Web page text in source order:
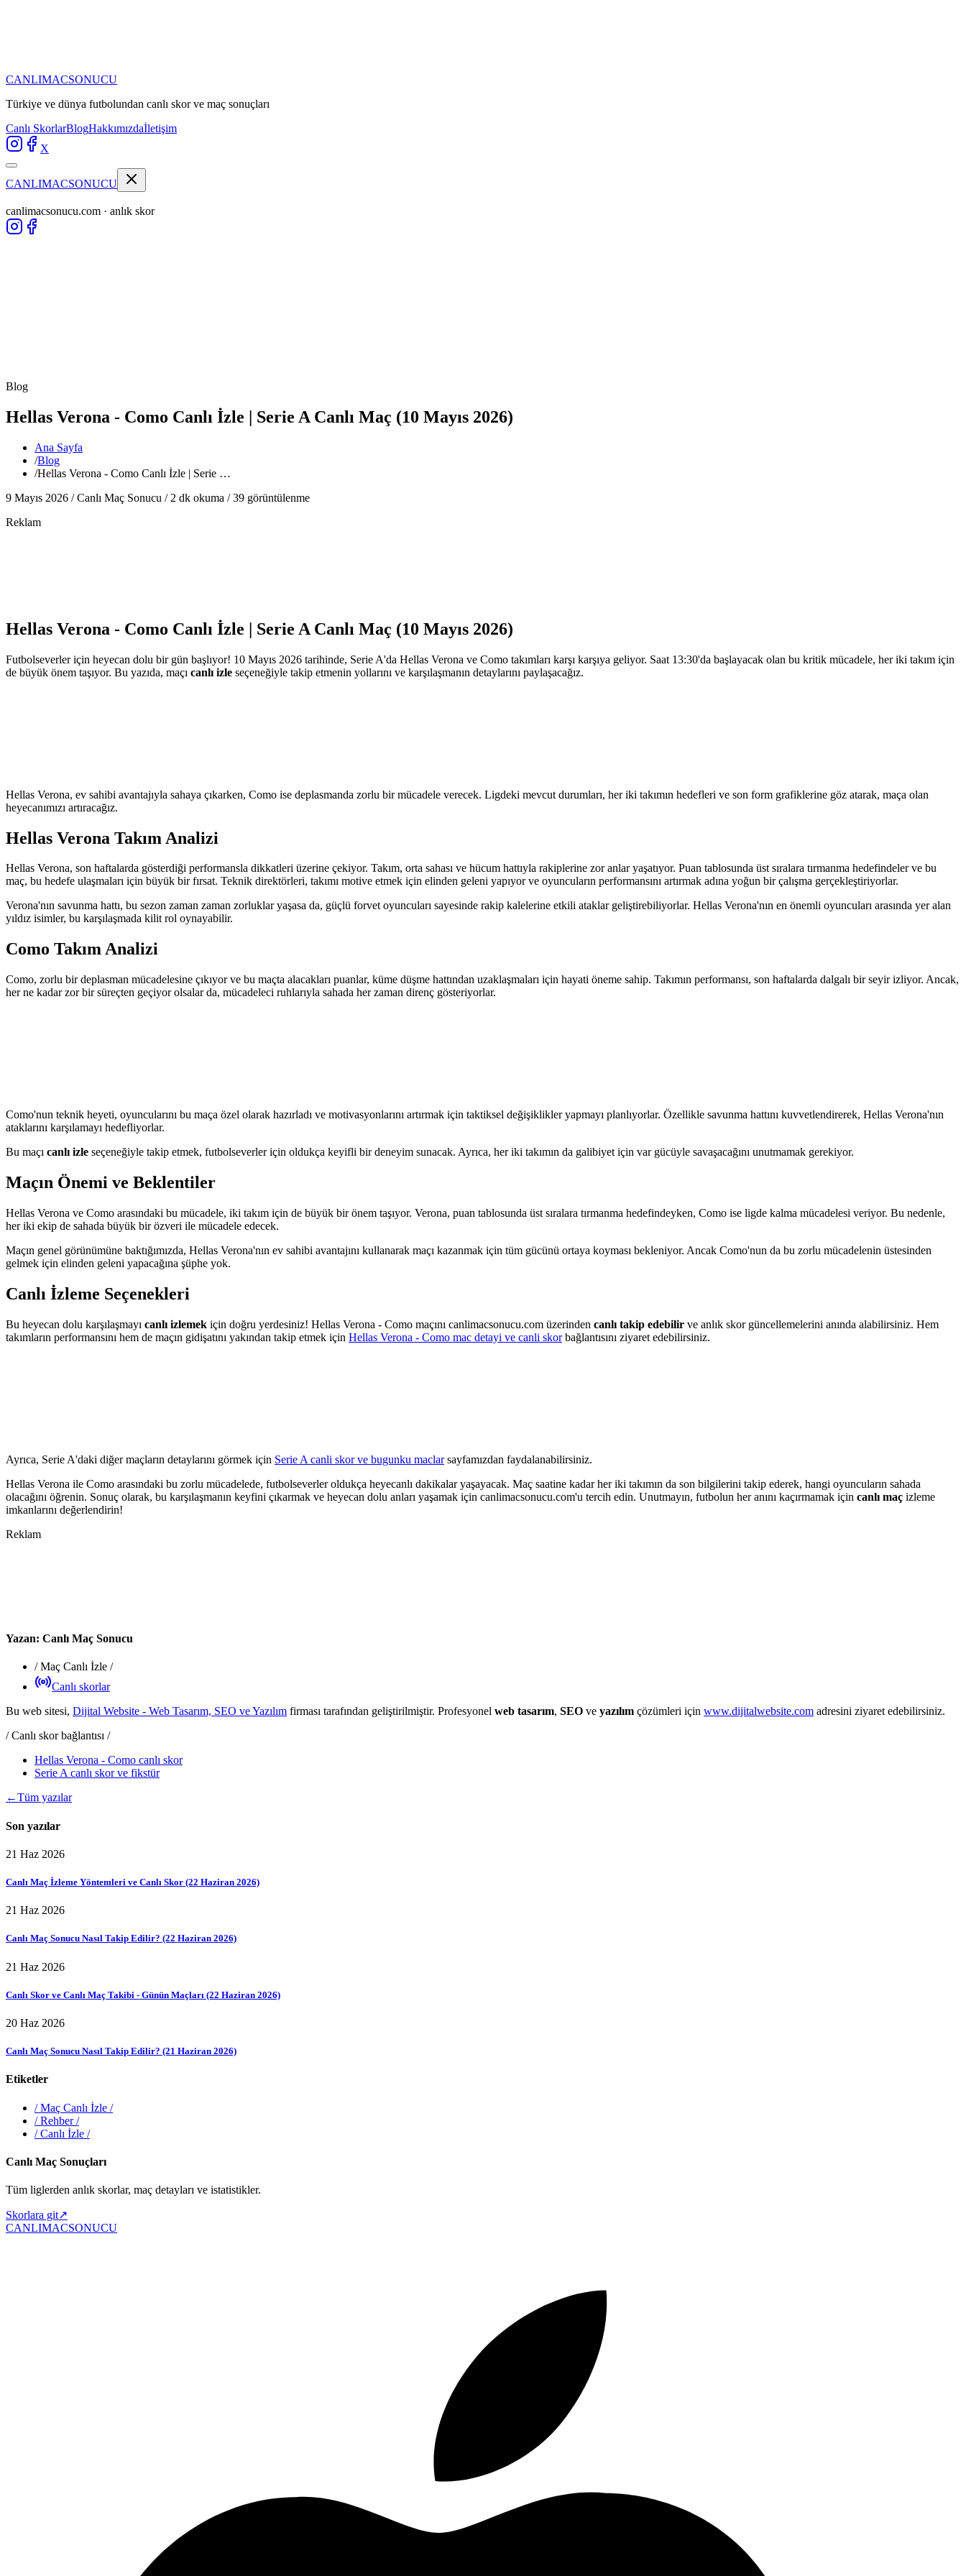
CANLIMACSONUCU
Türkiye ve dünya futbolundan canlı skor ve maç sonuçları
Canlı SkorlarBlogHakkımızdaİletişim
X
CANLIMACSONUCU
canlimacsonucu.com · anlık skor
Blog
Hellas Verona - Como Canlı İzle | Serie A Canlı Maç (10 Mayıs 2026)
Ana Sayfa
/Blog
/Hellas Verona - Como Canlı İzle | Serie …
9 Mayıs 2026 /Canlı Maç Sonucu / 2 dk okuma /39 görüntülenme
Reklam
Hellas Verona - Como Canlı İzle | Serie A Canlı Maç (10 Mayıs 2026)
Futbolseverler için heyecan dolu bir gün başlıyor! 10 Mayıs 2026 tarihinde, Serie A'da Hellas Verona ve Como takımları karşı karşıya geliyor. Saat 13:30'da başlayacak olan bu kritik mücadele, her iki takım için
de büyük önem taşıyor. Bu yazıda, maçı canlı izle seçeneğiyle takip etmenin yollarını ve karşılaşmanın detaylarını paylaşacağız.
Hellas Verona, ev sahibi avantajıyla sahaya çıkarken, Como ise deplasmanda zorlu bir mücadele verecek. Ligdeki mevcut durumları, her iki takımın hedefleri ve son form grafiklerine göz atarak, maça olan
heyecanımızı artıracağız.
Hellas Verona Takım Analizi
Hellas Verona, son haftalarda gösterdiği performansla dikkatleri üzerine çekiyor. Takım, orta sahası ve hücum hattıyla rakiplerine zor anlar yaşatıyor. Puan tablosunda üst sıralara tırmanma hedefindeler ve bu
maç, bu hedefe ulaşmaları için büyük bir fırsat. Teknik direktörleri, takımı motive etmek için elinden geleni yapıyor ve oyuncuların performansını artırmak adına yoğun bir çalışma gerçekleştiriyorlar.
Verona'nın savunma hattı, bu sezon zaman zaman zorluklar yaşasa da, güçlü forvet oyuncuları sayesinde rakip kalelerine etkili ataklar geliştirebiliyorlar. Hellas Verona'nın en önemli oyuncuları arasında yer alan
yıldız isimler, bu karşılaşmada kilit rol oynayabilir.
Como Takım Analizi
Como, zorlu bir deplasman mücadelesine çıkıyor ve bu maçta alacakları puanlar, küme düşme hattından uzaklaşmaları için hayati öneme sahip. Takımın performansı, son haftalarda dalgalı bir seyir izliyor. Ancak,
her ne kadar zor bir süreçten geçiyor olsalar da, mücadeleci ruhlarıyla sahada her zaman direnç gösteriyorlar.
Como'nun teknik heyeti, oyuncularını bu maça özel olarak hazırladı ve motivasyonlarını artırmak için taktiksel değişiklikler yapmayı planlıyorlar. Özellikle savunma hattını kuvvetlendirerek, Hellas Verona'nın
ataklarını karşılamayı hedefliyorlar.
Bu maçı canlı izle seçeneğiyle takip etmek, futbolseverler için oldukça keyifli bir deneyim sunacak. Ayrıca, her iki takımın da galibiyet için var gücüyle savaşacağını unutmamak gerekiyor.
Maçın Önemi ve Beklentiler
Hellas Verona ve Como arasındaki bu mücadele, iki takım için de büyük bir önem taşıyor. Verona, puan tablosunda üst sıralara tırmanma hedefindeyken, Como ise ligde kalma mücadelesi veriyor. Bu nedenle,
her iki ekip de sahada büyük bir özveri ile mücadele edecek.
Maçın genel görünümüne baktığımızda, Hellas Verona'nın ev sahibi avantajını kullanarak maçı kazanmak için tüm gücünü ortaya koyması bekleniyor. Ancak Como'nun da bu zorlu mücadelenin üstesinden
gelmek için elinden geleni yapacağına şüphe yok.
Canlı İzleme Seçenekleri
Bu heyecan dolu karşılaşmayı canlı izlemek için doğru yerdesiniz! Hellas Verona - Como maçını canlimacsonucu.com üzerinden canlı takip edebilir ve anlık skor güncellemelerini anında alabilirsiniz. Hem
takımların performansını hem de maçın gidişatını yakından takip etmek için Hellas Verona - Como mac detayi ve canli skorbağlantısını ziyaret edebilirsiniz.
Ayrıca, Serie A'daki diğer maçların detaylarını görmek için Serie A canli skor ve bugunku maclarsayfamızdan faydalanabilirsiniz.
Hellas Verona ile Como arasındaki bu zorlu mücadelede, futbolseverler oldukça heyecanlı dakikalar yaşayacak. Maç saatine kadar her iki takımın da son bilgilerini takip ederek, hangi oyuncuların sahada
olacağını öğrenin. Sonuç olarak, bu karşılaşmanın keyfini çıkarmak ve heyecan dolu anları yaşamak için canlimacsonucu.com'u tercih edin. Unutmayın, futbolun her anını kaçırmamak için canlı maç izleme
imkanlarını değerlendirin!
Reklam
Yazan: Canlı Maç Sonucu
/Maç Canlı İzle /
Canlı skorlar
Bu web sitesi, Dijital Website - Web Tasarım, SEO ve Yazılım firması tarafından geliştirilmiştir. Profesyonel web tasarım, SEO ve yazılım çözümleri için www.dijitalwebsite.com adresini ziyaret edebilirsiniz.
/ Canlı skor bağlantısı /
Hellas Verona - Como canlı skor
Serie A canlı skor ve fikstür
←Tüm yazılar
Son yazılar
21 Haz 2026
Canlı Maç İzleme Yöntemleri ve Canlı Skor (22 Haziran 2026)
21 Haz 2026
Canlı Maç Sonucu Nasıl Takip Edilir? (22 Haziran 2026)
21 Haz 2026
Canlı Skor ve Canlı Maç Takibi - Günün Maçları (22 Haziran 2026)
20 Haz 2026
Canlı Maç Sonucu Nasıl Takip Edilir? (21 Haziran 2026)
Etiketler
/Maç Canlı İzle /
/Rehber/
/Canlı İzle /
Canlı Maç Sonuçları
Tüm liglerden anlık skorlar, maç detayları ve istatistikler.
Skorlara git↗
CANLIMACSONUCU